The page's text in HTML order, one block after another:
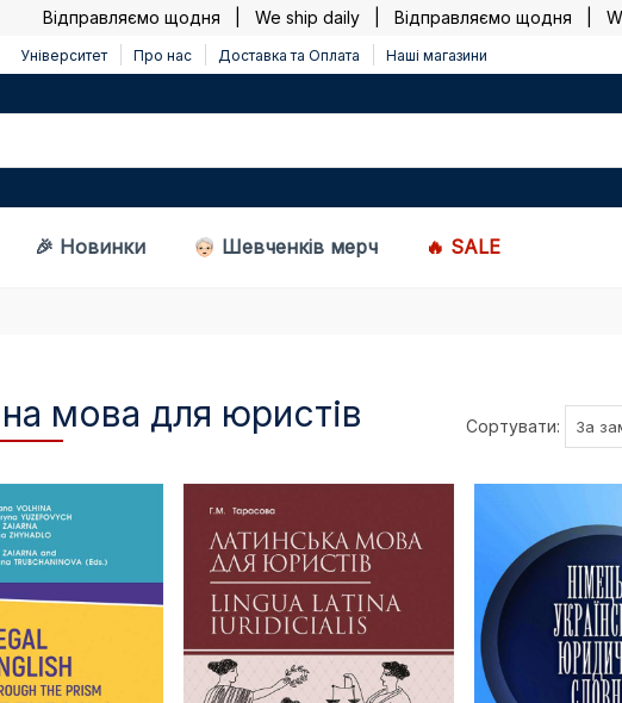
Відправляємо щодня | We ship daily |Відправляємо щодня | We
Університет Про нас Доставка та Оплата Наші магазини
🎉 Новинки Шевченків мерч 🔥 SALE
мова для юристів Сортувати: